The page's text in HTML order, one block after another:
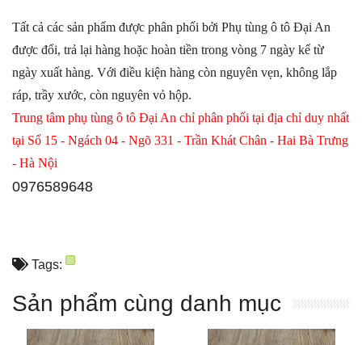
Tất cả các sản phẩm được phân phối bởi Phụ tùng ô tô Đại An
được đổi, trả lại hàng hoặc hoàn tiền trong vòng 7 ngày kể từ
ngày xuất hàng. Với điều kiện hàng còn nguyên vẹn, không lắp
ráp, trầy xước, còn nguyên vỏ hộp.
Trung tâm phụ tùng ô tô Đại An chỉ phân phối tại địa chỉ duy nhất
tại Số 15 - Ngách 04 - Ngõ 331 - Trần Khát Chân - Hai Bà Trưng
- Hà Nội
0976589648
Tags:
Sản phẩm cùng danh mục